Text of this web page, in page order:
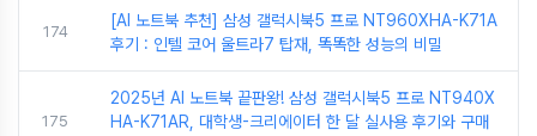
174
[AI 노트북 추천] 삼성 갤럭시북5 프로 NT960XHA-K71A
후기 : 인텔 코어 울트라7 탑재, 똑똑한 성능의 비밀
175
2025년 AI 노트북 끝판왕! 삼성 갤럭시북5 프로 NT940X
HA-K71AR, 대학생-크리에이터 한 달 실사용 후기와 구매